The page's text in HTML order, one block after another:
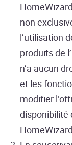
non
l’utilisation
produits de
n’a aucun
et les
modifier
disponibilité